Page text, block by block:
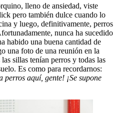
lleno de ansiedad, viste
pero también dulce cuando lo
y luego, definitivamente, perros
nunca ha sucedido
habido una buena cantidad de
una foto de una reunión en la
sillas tenían perros y todas las
Es como para recordarnos:
perros aquí, gente! ¡Se supone